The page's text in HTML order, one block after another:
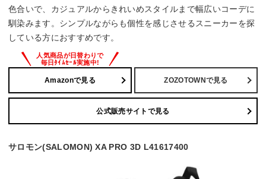
色合いで、カジュアルからきれいめスタイルまで幅広いコーデに
馴染みます。シンプルながらも個性を感じさせるスニーカーを探
している方におすすめです。
Amazonで見る ZOZOTOWNで見る
公式販売サイトで見る
サロモン(SALOMON) XA PRO 3D L41617400